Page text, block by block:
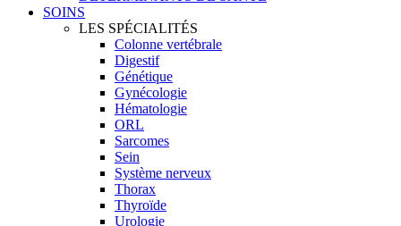
SOINS
LES SPÉCIALITÉS
Colonne vertébrale
Digestif
Génétique
Gynécologie
Hématologie
ORL
Sarcomes
Sein
Système nerveux
Thorax
Thyroïde
Urologie